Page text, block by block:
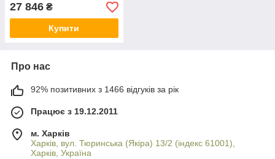
27 846 ₴
Купити
Про нас
92% позитивних з 1466 відгуків за рік
Працює з 19.12.2011
м. Харків
Харків, вул. Тюринська (Якіра) 13/2 (індекс 61001),
Харків, Україна